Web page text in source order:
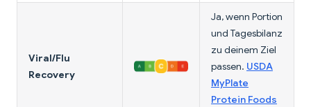
Viral/Flu
Recovery
Ja, wenn Portion
und Tagesbilanz
zu deinem Ziel
passen. USDA
MyPlate
Protein Foods